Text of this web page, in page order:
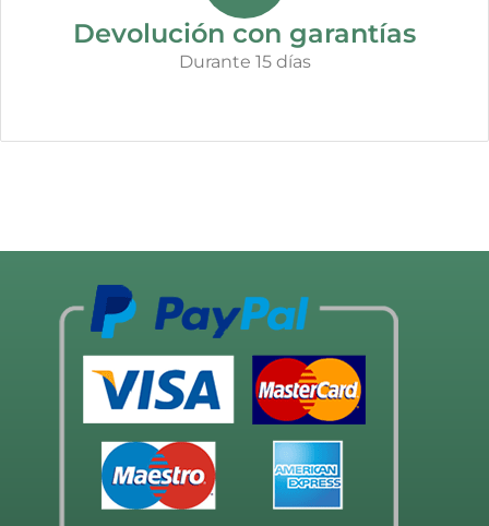
Devolución con garantías
Durante 15 días